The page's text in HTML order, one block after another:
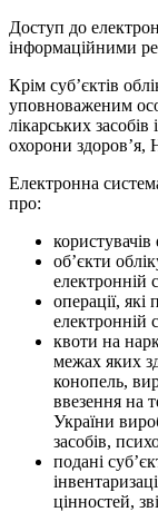
Доступ до
інформаційними
Крім суб’єктів
уповноваженим
лікарських
охорони здоров’я,
Електронна
про:
об’єкти
електронній
операції, які
електронній
квоти на
межах яких
конопель,
ввезення на
України
засобів,
подані
цінностей,